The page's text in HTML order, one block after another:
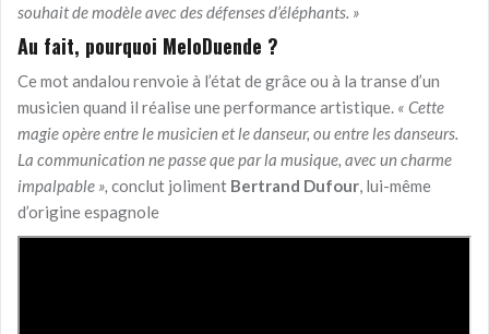
souhait de modèle avec des défenses d’éléphants. »
Au fait, pourquoi MeloDuende ?
Ce mot andalou renvoie à l’état de grâce ou à la transe d’un
musicien quand il réalise une performance artistique. « Cette
magie opère entre le musicien et le danseur, ou entre les danseurs.
La communication ne passe que par la musique, avec un charme
impalpable », conclut joliment Bertrand Dufour, lui-même
d’origine espagnole